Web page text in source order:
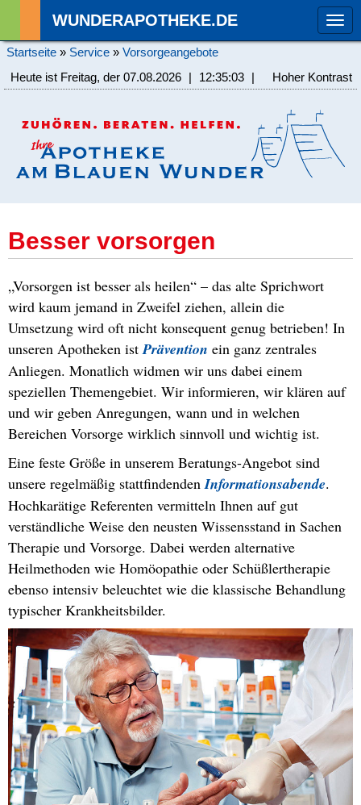
WUNDERAPOTHEKE.DE
Startseite » Service » Vorsorgeangebote
Heute ist Freitag, der 07.08.2026 | 12:35:03 | Hoher Kontrast
Besser vorsorgen
„Vorsorgen ist besser als heilen“ – das alte Sprichwort
wird kaum jemand in Zweifel ziehen, allein die
Umsetzung wird oft nicht konsequent genug betrieben! In
unseren Apotheken istPrävention ein ganz zentrales
Anliegen. Monatlich widmen wir uns dabei einem
speziellen Themengebiet. Wir informieren, wir klären auf
und wir geben Anregungen, wann und in welchen
Bereichen Vorsorge wirklich sinnvoll und wichtig ist.
Eine feste Größe in unserem Beratungs-Angebot sind
unsere regelmäßig stattfindendenInformationsabende.
Hochkarätige Referenten vermitteln Ihnen auf gut
verständliche Weise den neusten Wissensstand in Sachen
Therapie und Vorsorge. Dabei werden alternative
Heilmethoden wie Homöopathie oder Schüßlertherapie
ebenso intensiv beleuchtet wie die klassische Behandlung
typischer Krankheitsbilder.